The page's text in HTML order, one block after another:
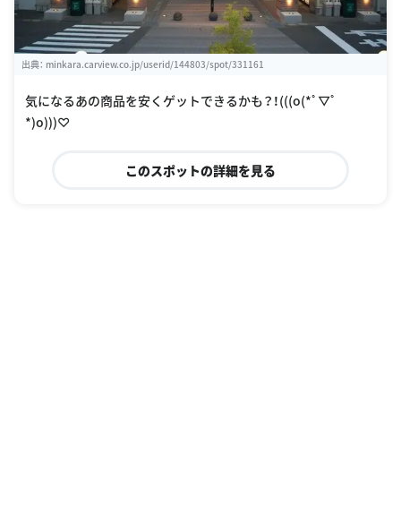
出典： minkara.carview.co.jp/userid/144803/spot/331161
気になるあの商品を安くゲットできるかも？！(((o(*ﾟ▽ﾟ
*)o)))♡
このスポットの詳細を見る